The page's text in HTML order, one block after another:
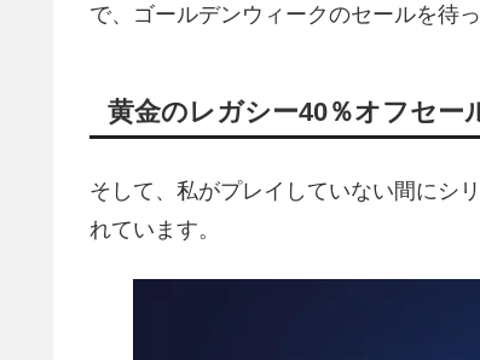
で、ゴールデンウィークのセールを待っ
黄金のレガシー40％オフセー
そして、私がプレイしていない間にシ
れています。